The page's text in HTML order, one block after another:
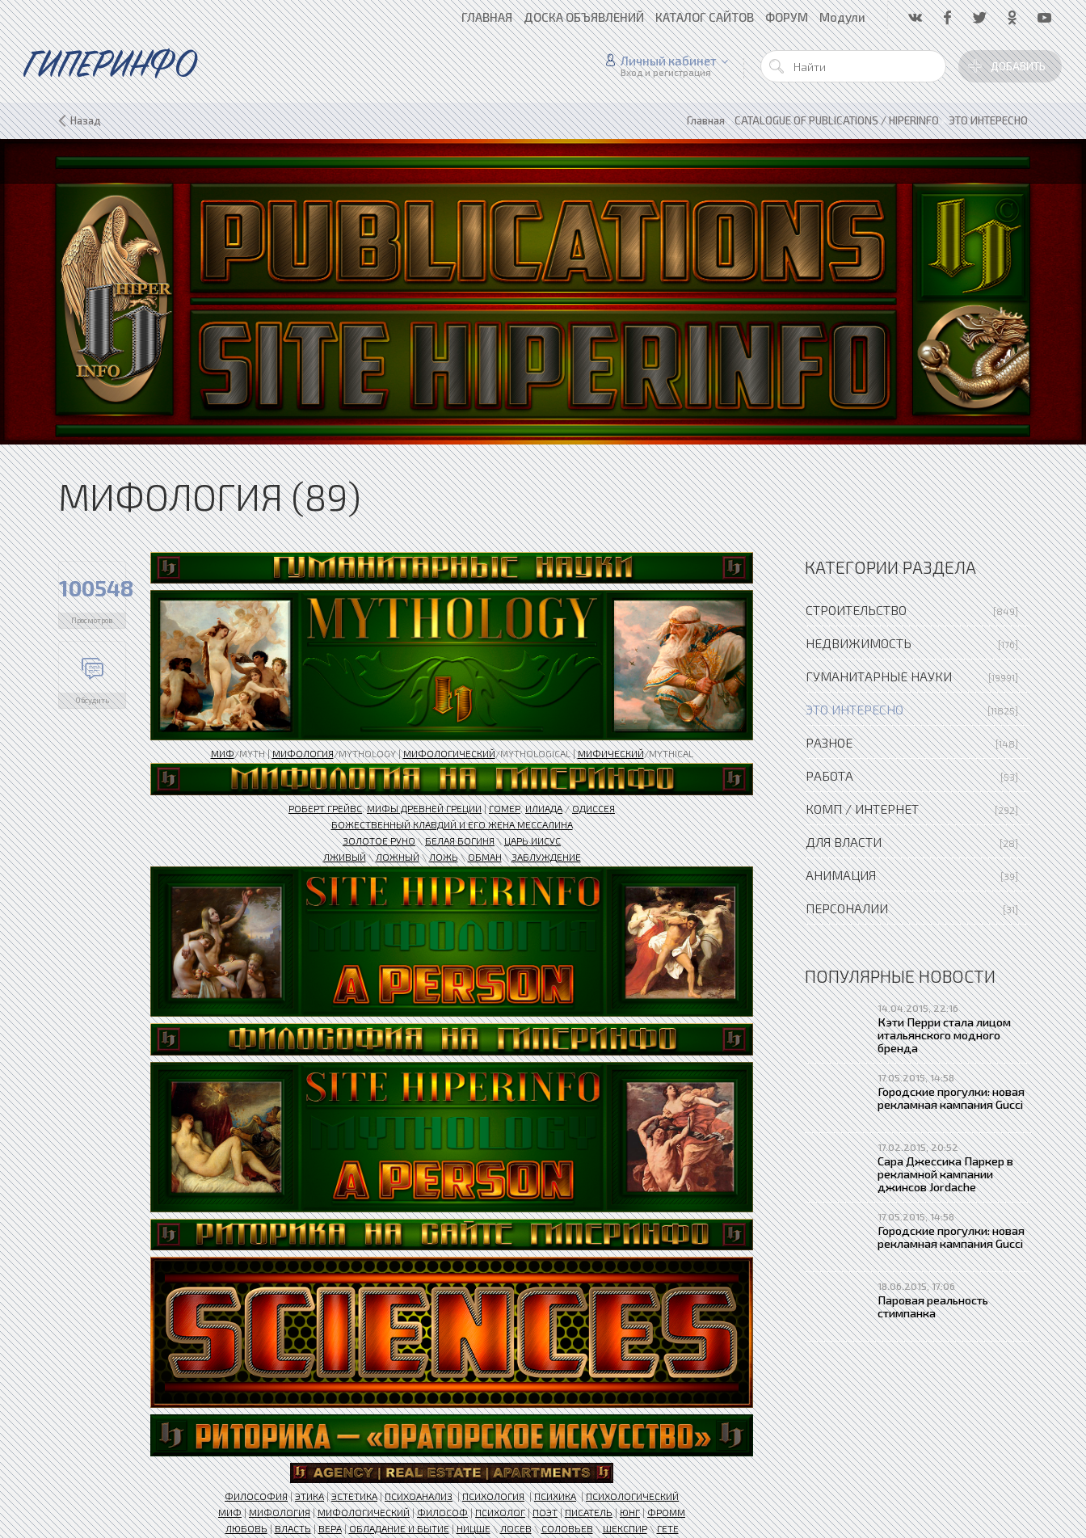
ГЛАВНАЯ ДОСКА ОБЪЯВЛЕНИЙ КАТАЛОГ САЙТОВ ФОРУМ Модули
ГИПЕРИНФО ДОБАВИТЬ
Личный кабинет
Вход и регистрация
Назад Главная»CATALOGUE OF PUBLICATIONS / HIPERINFO»ЭТО ИНТЕРЕСНО
МИФОЛОГИЯ (89)
100548
Просмотров
Обсудить
МИФ/MYTH |МИФОЛОГИЯ/MYTHOLOGY |МИФОЛОГИЧЕСКИЙ/MYTHOLOGICAL |МИФИЧЕСКИЙ/MYTHICAL
РОБЕРТ ГРЕЙВС.МИФЫ ДРЕВНЕЙ ГРЕЦИИ|ГОМЕР.ИЛИАДА/ОДИССЕЯ
БОЖЕСТВЕННЫЙ КЛАВДИЙ И ЕГО ЖЕНА МЕССАЛИНА​
ЗОЛОТОЕ РУНО\БЕЛАЯ БОГИНЯ\ЦАРЬ ИИСУС
ЛЖИВЫЙ\ЛОЖНЫЙ\ЛОЖЬ\ОБМАН\ЗАБЛУЖДЕНИЕ
ФИЛОСОФИЯ|ЭТИКА|ЭСТЕТИКА|ПСИХОАНАЛИЗ|ПСИХОЛОГИЯ|ПСИХИКА|ПСИХОЛОГИЧЕСКИЙ
МИФ|МИФОЛОГИЯ|МИФОЛОГИЧЕСКИЙ|ФИЛОСОФ|ПСИХОЛОГ|ПОЭТ|ПИСАТЕЛЬ|ЮНГ|ФРОММ
ЛЮБОВЬ|ВЛАСТЬ|ВЕРА|ОБЛАДАНИЕ И БЫТИЕ|НИЦШЕ\ЛОСЕВ\СОЛОВЬЕВ\ШЕКСПИР\ГЕТЕ
КАТЕГОРИИ РАЗДЕЛА
СТРОИТЕЛЬСТВО [849]
НЕДВИЖИМОСТЬ [176]
ГУМАНИТАРНЫЕ НАУКИ [19991]
ЭТО ИНТЕРЕСНО [11825]
РАЗНОЕ [148]
РАБОТА [53]
КОМП / ИНТЕРНЕТ [292]
ДЛЯ ВЛАСТИ [28]
АНИМАЦИЯ [39]
ПЕРСОНАЛИИ [31]
ПОПУЛЯРНЫЕ НОВОСТИ
14.04.2015, 22:16
Кэти Перри стала лицом
итальянского модного
бренда
17.05.2015, 14:58
Городские прогулки: новая
рекламная кампания Gucci
17.02.2015, 20:52
Сара Джессика Паркер в
рекламной кампании
джинсов Jordache
17.05.2015, 14:58
Городские прогулки: новая
рекламная кампания Gucci
18.06.2015, 17:06
Паровая реальность
стимпанка